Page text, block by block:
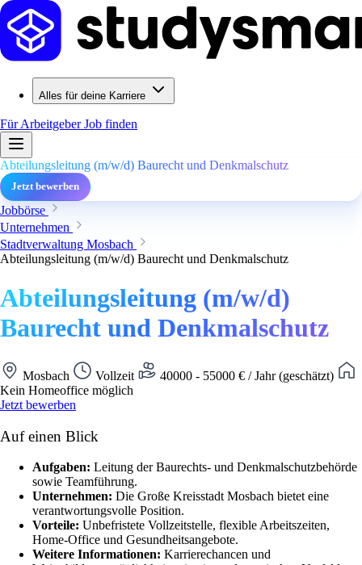
Alles für deine Karriere
Für ArbeitgeberJob finden
Abteilungsleitung (m/w/d) Baurecht und Denkmalschutz
Jetzt bewerben
Jobbörse
Unternehmen
Stadtverwaltung Mosbach
Abteilungsleitung (m/w/d) Baurecht und Denkmalschutz
Abteilungsleitung (m/w/d)
Baurecht und Denkmalschutz
Mosbach Vollzeit
40000 - 55000 € / Jahr (geschätzt)
Kein Homeoffice möglich
Jetzt bewerben
Auf einen Blick
Aufgaben: Leitung der Baurechts- und Denkmalschutzbehörde
sowie Teamführung.
Unternehmen: Die Große Kreisstadt Mosbach bietet eine
verantwortungsvolle Position.
Vorteile: Unbefristete Vollzeitstelle, flexible Arbeitszeiten,
Home-Office und Gesundheitsangebote.
Weitere Informationen: Karrierechancen und